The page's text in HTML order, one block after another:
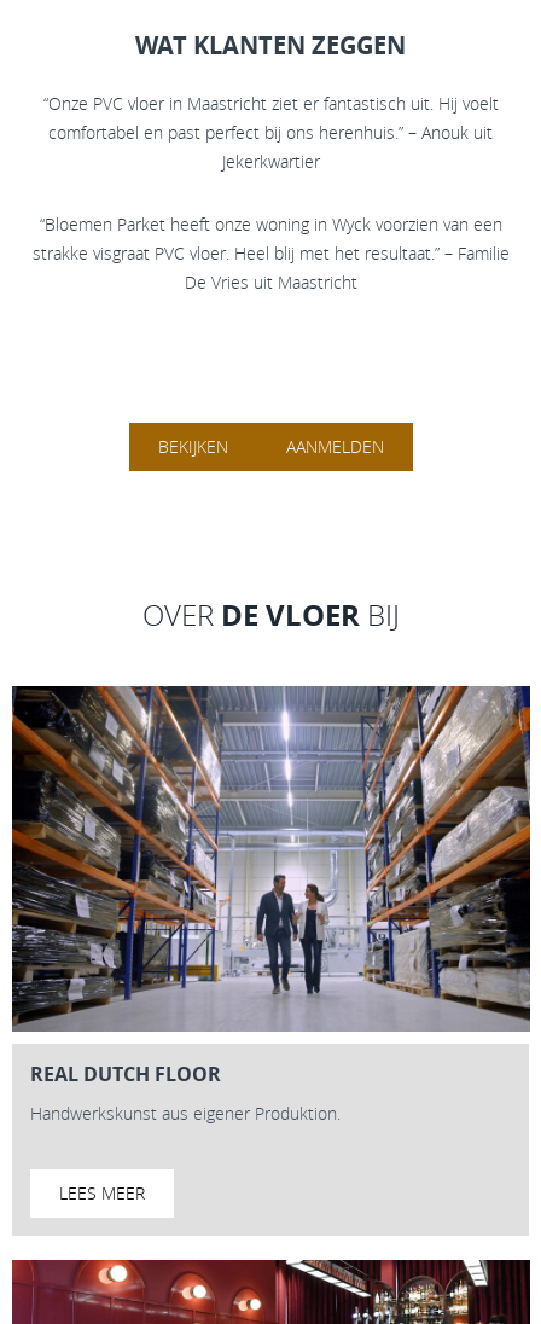
WAT KLANTEN ZEGGEN
“Onze PVC vloer in Maastricht ziet er fantastisch uit. Hij voelt
comfortabel en past perfect bij ons herenhuis.” – Anouk uit
Jekerkwartier
“Bloemen Parket heeft onze woning in Wyck voorzien van een
strakke visgraat PVC vloer. Heel blij met het resultaat.” – Familie
De Vries uit Maastricht
BEKIJKEN AANMELDEN
OVER DE VLOERBIJ
REAL DUTCH FLOOR
Handwerkskunst aus eigener Produktion.
LEES MEER